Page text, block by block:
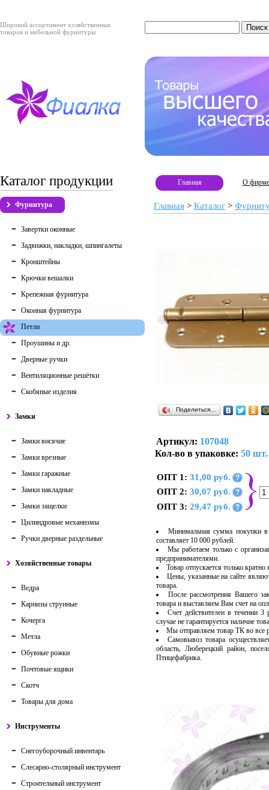
Широкий ассортимент хозяйственных
товаров и мебельной фурнитуры
Каталог продукции
Фурнитура
Завертки оконные
Задвижки, накладки, шпингалеты
Кронштейны
Крючки вешалки
Крепежная фурнитура
Оконная фурнитура
Петли
Проушины и др.
Дверные ручки
Вентиляционные решётки
Скобяные изделия
Замки
Замки висячие
Замки врезные
Замки гаражные
Замки накладные
Замки защелки
Цилиндровые механизмы
Ручки дверные раздельные
Хозяйственные товары
Ведра
Карнизы струнные
Кочерга
Метла
Обувные рожки
Почтовые ящики
Скотч
Товары для дома
Инструменты
Снегоуборочный инвентарь
Слесарно-столярный инструмент
Строительный инструмент
Главная О фирме
Главная > Каталог >
Поделиться…
Артикул: 107048
Кол-во в упаковке: 50 шт.
ОПТ 1: 31,00 руб. ?
ОПТ 2: 30,07 руб. ?
ОПТ 3: 29,47 руб. ?
Минимальная сумма покупки в
составляет 10 000 рублей.
Мы работаем только с
предпринимателями.
Товар отпускается только
Цены, указанные на сайте
товара.
После рассмотрения Вашего
товара и выставляем Вам счет на
Счет действителен в течении
случае не гарантируется наличие
Мы отправляем товар ТК во
Самовывоз товара
область, Люберецкий район,
Птицефабрика.